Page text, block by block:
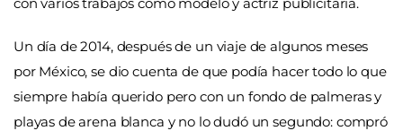
con varios trabajos como modelo y actriz publicitaria.
Un día de 2014, después de un viaje de algunos meses
por México, se dio cuenta de que podía hacer todo lo que
siempre había querido pero con un fondo de palmeras y
playas de arena blanca y no lo dudó un segundo: compró